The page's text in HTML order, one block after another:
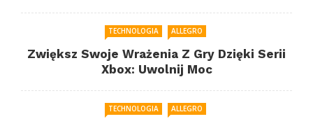
TECHNOLOGIA ALLEGRO
Zwiększ Swoje Wrażenia Z Gry Dzięki Serii
Xbox: Uwolnij Moc
TECHNOLOGIA ALLEGRO